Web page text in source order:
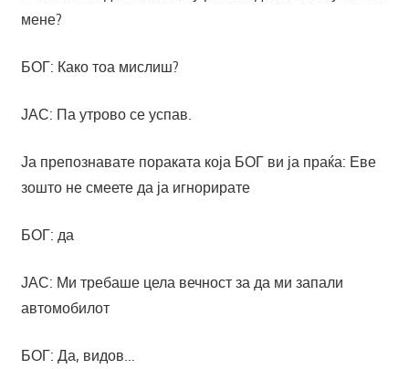
мене?
БОГ: Како тоа мислиш?
ЈАС: Па утрово се успав.
Ја препознавате пораката која БОГ ви ја праќа: Еве
зошто не смеете да ја игнорирате
БОГ: да
ЈАС: Ми требаше цела вечност за да ми запали
автомобилот
БОГ: Да, видов…